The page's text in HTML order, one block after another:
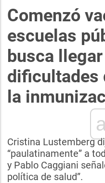
Comenzó
escuelas
busca
dificultades
la
Cristina Lustemberg
“paulatinamente” a
y Pablo Caggiani
política de salud”.